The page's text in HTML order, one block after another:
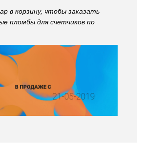
в корзину, чтобы заказать
пломбы для счетчиков по